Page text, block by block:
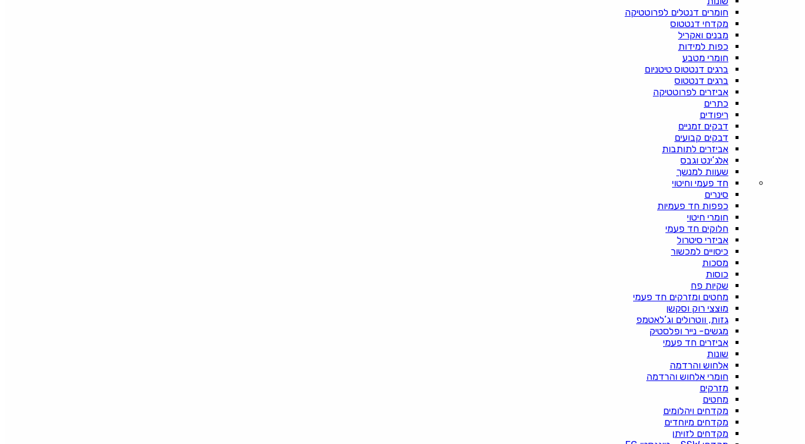
חומרים דנטלים לפרוטטיקה
מקדחי דנטטוס
מבנים ואקריל
כפות למידות
חומרי מטבע
ברגים דנטטוס טיטניום
ברגים דנטטוס
אביזרים לפרוטטיקה
כתרים
ריפודים
דבקים זמניים
דבקים קבועים
אביזרים לתותבות
אלג’ינט וגבס
שעוות למנשך
חד פעמי וחיטוי
סינרים
כפפות חד פעמיות
חומרי חיטוי
חלוקים חד פעמי
אביזרי סיטרול
כיסויים למכשור
מסכות
כוסות
שקיות פח
מחטים ומזרקים חד פעמי
מוצצי רוק וסקשן
גזות, ווטרולים וג’לאטמפ
מגשים- נייר ופלסטיק
אביזרים חד פעמי
שונות
אלחוש והרדמה
חומרי אלחוש והרדמה
מזרקים
מחטים
מקדחים ויהלומים
מקדחים מיוחדים
מקדחים לזויתן